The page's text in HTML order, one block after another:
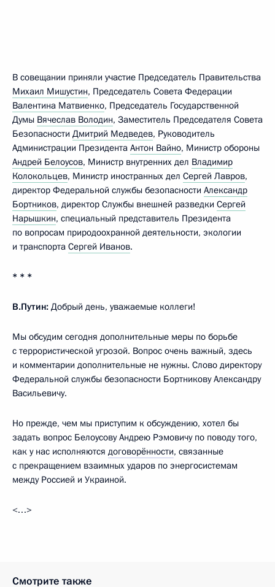
В совещании приняли участие Председатель Правительства
Михаил Мишустин, Председатель Совета Федерации
Валентина Матвиенко, Председатель Государственной
Думы Вячеслав Володин, Заместитель Председателя Совета
Безопасности Дмитрий Медведев, Руководитель
Администрации Президента Антон Вайно, Министр обороны
Андрей Белоусов, Министр внутренних дел Владимир
Колокольцев, Министр иностранных дел Сергей Лавров,
директор Федеральной службы безопасности Александр
Бортников, директор Службы внешней разведки Сергей
Нарышкин, специальный представитель Президента
по вопросам природоохранной деятельности, экологии
и транспорта Сергей Иванов.
* * *
В.Путин: Добрый день, уважаемые коллеги!
Мы обсудим сегодня дополнительные меры по борьбе
с террористической угрозой. Вопрос очень важный, здесь
и комментарии дополнительные не нужны. Слово директору
Федеральной службы безопасности Бортникову Александру
Васильевичу.
Но прежде, чем мы приступим к обсуждению, хотел бы
задать вопрос Белоусову Андрею Рэмовичу по поводу того,
как у нас исполняются договорённости, связанные
с прекращением взаимных ударов по энергосистемам
между Россией и Украиной.
<…>
Смотрите также